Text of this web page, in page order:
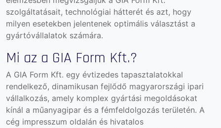
szolgáltatásait, technológiai hátterét és azt, hogy
milyen esetekben jelentenek optimális választást a
gyártóvállalatok számára.
Mi az a GIA Form Kft.?
A GIA Form Kft. egy évtizedes tapasztalatokkal
rendelkező, dinamikusan fejlődő magyarországi ipari
vállalkozás, amely komplex gyártási megoldásokat
kínál a műanyagipar és a fémfeldolgozás területén. A
cég impresszum oldalán és hivatalos